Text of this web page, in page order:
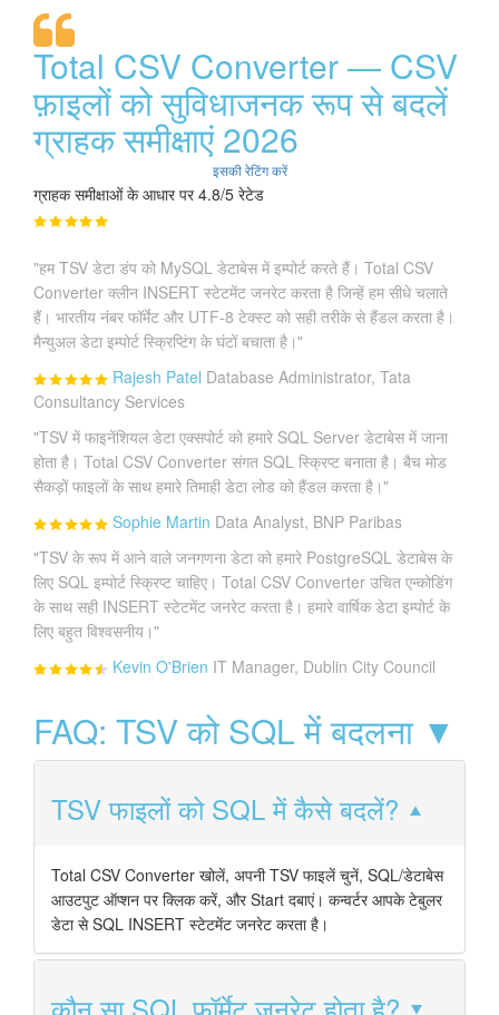
Total CSV Converter — CSV
फ़ाइलों को सुविधाजनक रूप से बदलें
ग्राहक समीक्षाएं 2026
इसकी रेटिंग करें
ग्राहक समीक्षाओं के आधार पर 4.8/5 रेटेड
"हम TSV डेटा डंप को MySQL डेटाबेस में इम्पोर्ट करते हैं। Total CSV
Converter क्लीन INSERT स्टेटमेंट जनरेट करता है जिन्हें हम सीधे चलाते
हैं। भारतीय नंबर फॉर्मेट और UTF-8 टेक्स्ट को सही तरीके से हैंडल करता है।
मैन्युअल डेटा इम्पोर्ट स्क्रिप्टिंग के घंटों बचाता है।"
Rajesh Patel Database Administrator, Tata
Consultancy Services
"TSV में फाइनेंशियल डेटा एक्सपोर्ट को हमारे SQL Server डेटाबेस में जाना
होता है। Total CSV Converter संगत SQL स्क्रिप्ट बनाता है। बैच मोड
सैकड़ों फाइलों के साथ हमारे तिमाही डेटा लोड को हैंडल करता है।"
Sophie Martin Data Analyst, BNP Paribas
"TSV के रूप में आने वाले जनगणना डेटा को हमारे PostgreSQL डेटाबेस के
लिए SQL इम्पोर्ट स्क्रिप्ट चाहिए। Total CSV Converter उचित एन्कोडिंग
के साथ सही INSERT स्टेटमेंट जनरेट करता है। हमारे वार्षिक डेटा इम्पोर्ट के
लिए बहुत विश्वसनीय।"
Kevin O'Brien IT Manager, Dublin City Council
FAQ: TSV को SQL में बदलना ▼
TSV फाइलों को SQL में कैसे बदलें?
Total CSV Converter खोलें, अपनी TSV फाइलें चुनें, SQL/डेटाबेस
आउटपुट ऑप्शन पर क्लिक करें, और Start दबाएं। कन्वर्टर आपके टेबुलर
डेटा से SQL INSERT स्टेटमेंट जनरेट करता है।